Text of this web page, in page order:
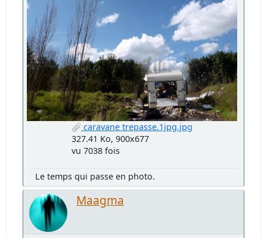
caravane trepasse.1jpg.jpg
327.41 Ko, 900x677
vu 7038 fois
Le temps qui passe en photo.
Maagma